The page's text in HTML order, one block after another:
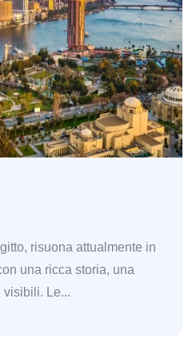
risuona attualmente in
una ricca storia, una
visibili. Le...